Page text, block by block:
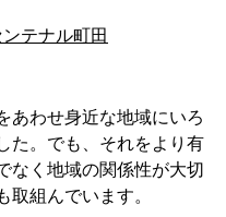
テナル町田
あわせ身近な地域にいろ
た。でも、それをより有
なく地域の関係性が大切
取組んでいます。